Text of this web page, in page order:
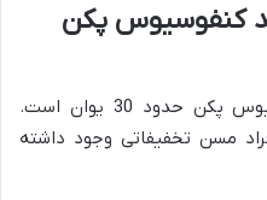
کنفوسیوس پکن
قیمت بلیط ورودی معبد کنفوسیوس پکن حدود 30 یوان است.
مسن تخفیفاتی وجود داشته